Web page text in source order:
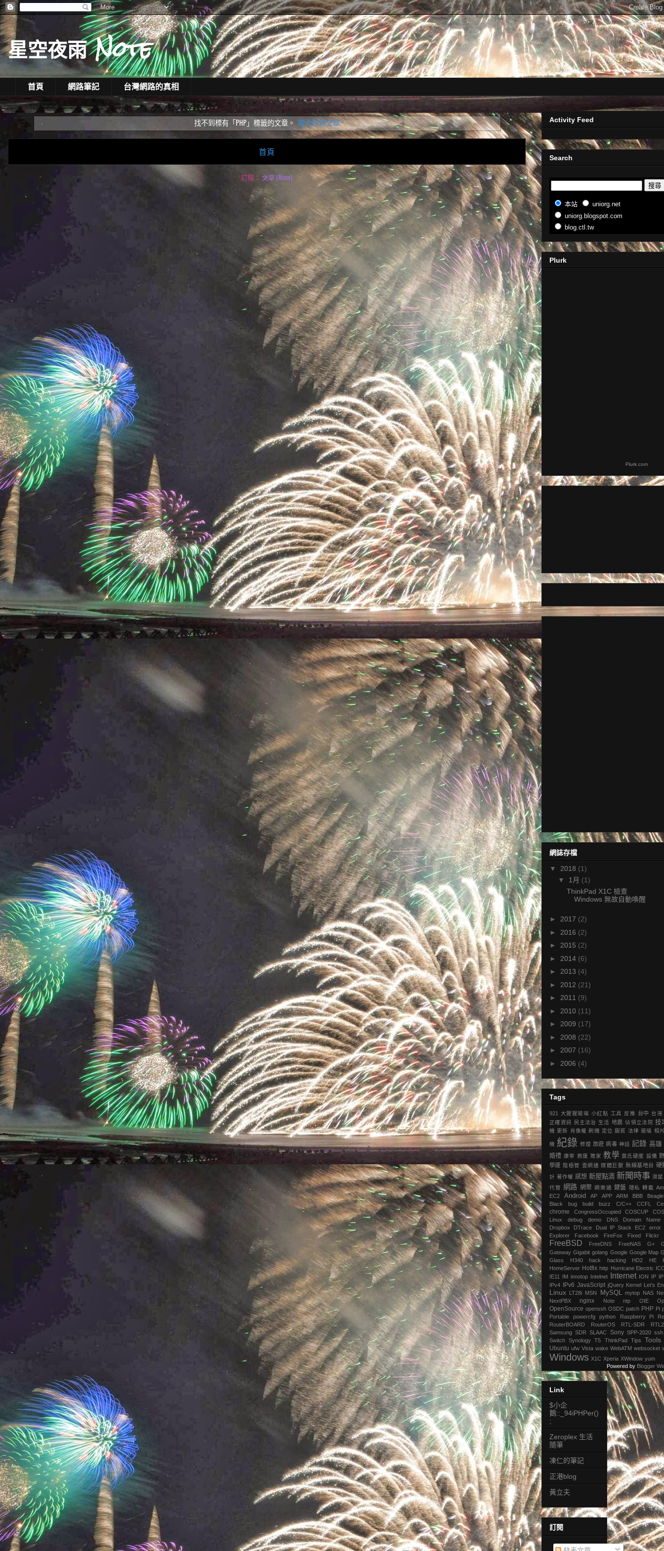
星空夜雨 Note
首頁 網路筆記 台灣網路的真相
找不到標有「PHP」標籤的文章。 顯示所有文章
首頁
訂閱： 文章 (Atom)
Activity Feed
Search
本站
uniorg.net
uniorg.blogspot.com
blog.ctl.tw
Plurk
Plurk.com
網誌存檔
▼ 2018 (1)
▼ 1月 (1)
ThinkPad X1C 檢查
Windows 無故自動喚醒
► 2017 (2)
► 2016 (2)
► 2015 (2)
► 2014 (6)
► 2013 (4)
► 2012 (21)
► 2011 (9)
► 2010 (11)
► 2009 (17)
► 2008 (22)
► 2007 (16)
► 2006 (4)
Tags
921 大猩猩玻璃 小紅點 工具 反推 台中 台灣
正確資訊
民主法治 生活 地震 ‎佔領立法院‬ 技
機 更新 肖像權 刷機 定位 服貿 法律 玻璃 相
機 紀錄 修理 旅遊 病毒 神話 記錄 高雄
婚禮 康寧 救援 敗家 教學 莫氏硬度 設備
學運 陰極管 壹網通 媒體巨獸 無線基地台 硬
計 著作權 感想 新屋點滴 新聞時事 滑鼠
代管 網路 網聚 網樂通 鍵盤 隱私 轉載
EC2
Android AP APP ARM BBB
Black
bug build buzz C/C++ CCFL
chrome ‎CongressOccupied COSCUP
Linux
debug demo DNS
Domain Name
Dropbox
DTrace Dual IP Stack EC2
error
Explorer
Facebook FireFox Fixed Flickr
FreeBSD FreeDNS FreeNAS G+
Gateway Gigabit golang Google Google Map
Glass
H340 hack hacking HD2 HE
HomeServer Hotfix http Hurricane Electric
IE11
IM innotop Intelnet Internet ION IP
IPv4
IPv6 JavaScript jQuery Kernel Let’s
Linux LT28i MSN MySQL mytop NAS
NextPBX
nginx Note ntp OIE
OpenSource openssh OSDC patch PHP Pi
Portable
powercfg python Raspberry Pi
RouterBOARD
RouterOS RTL-SDR
Samsung SDR SLAAC Sony SPP-2020 ssh
Switch Synology T5 ThinkPad Tips Tools
Ubuntu ufw Vista wake WebATM websocket
Windows X1C Xperia XWindow yum
Powered by Blogger
Link
$小企
鵝::_94iPHPer()
;
Zeroplex 生活
隨筆
凍仁的筆記
正港blog
黃立夫
訂閱